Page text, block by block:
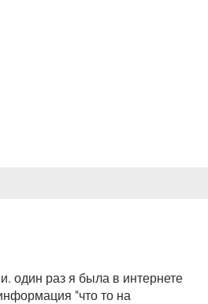
один раз я была в интернете
"что то на